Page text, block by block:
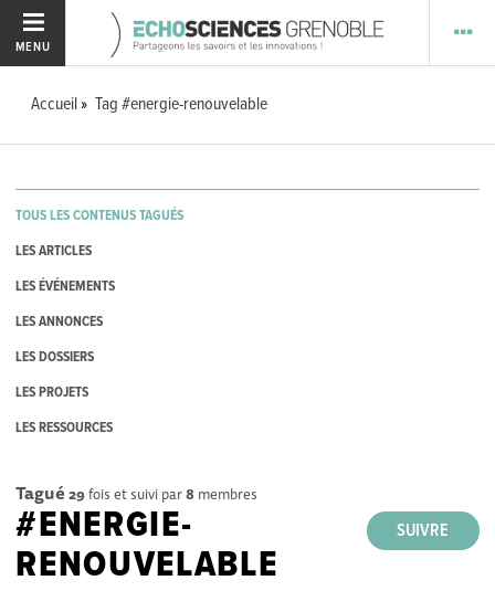
MENU
Accueil Tag #energie-renouvelable
TOUS LES CONTENUS TAGUÉS
LES ARTICLES
LES ÉVÉNEMENTS
LES ANNONCES
LES DOSSIERS
LES PROJETS
LES RESSOURCES
Tagué 29 fois et suivi par8 membres
SUIVRE
#ENERGIE-
RENOUVELABLE